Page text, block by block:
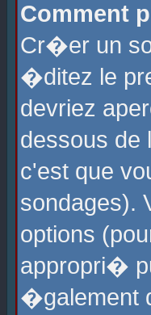
Comment
Cr�er un
�ditez le
devriez
dessous de
c'est que
sondages).
options
appropri�
�galement